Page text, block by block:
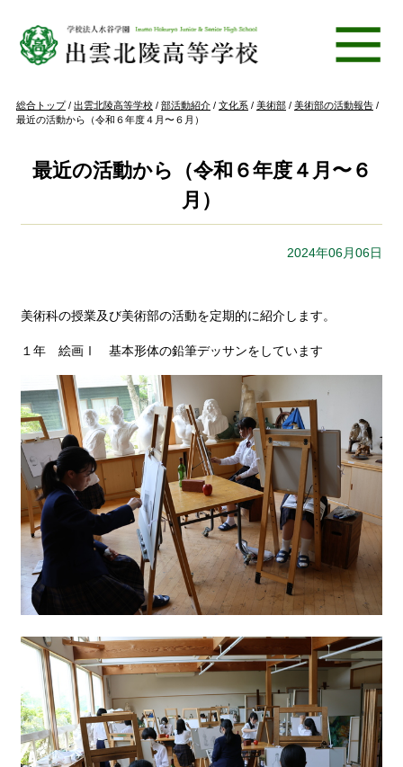
現
在
置：
総合トップ/ 出雲北陵高等学校 / 部活動紹介 / 文化系 / 美術部 / 美術部の活動報告 /
最近の活動から（令和６年度４月〜６月）
最近の活動から（令和６年度４月〜６
月）
2024年06月06日
美術科の授業及び美術部の活動を定期的に紹介します。
１年 絵画Ⅰ 基本形体の鉛筆デッサンをしています